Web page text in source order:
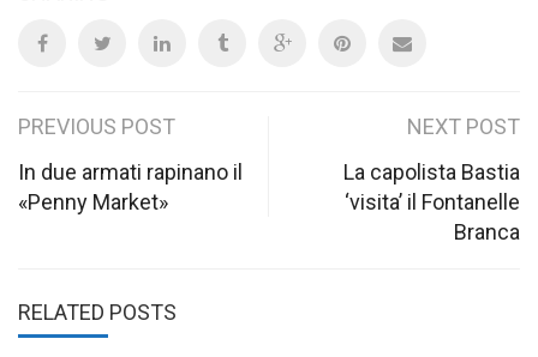
Post
navigation
PREVIOUS POST
In due armati rapinano il
«Penny Market»
NEXT POST
La capolista Bastia
‘visita’ il Fontanelle
Branca
RELATED POSTS